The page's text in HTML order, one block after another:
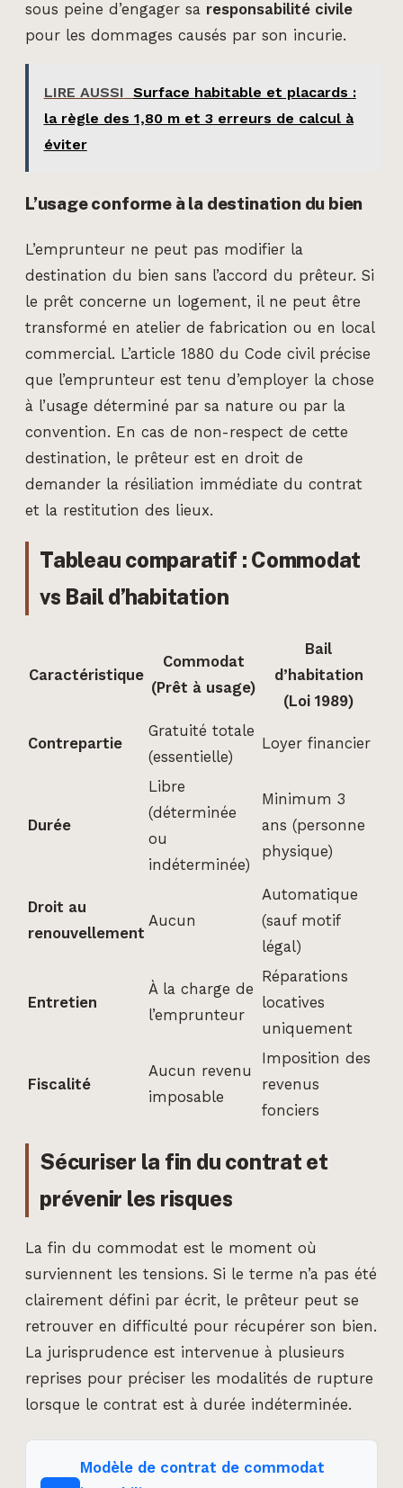
sous peine d’engager sa responsabilité civile
pour les dommages causés par son incurie.
LIRE AUSSI Surface habitable et placards :
la règle des 1,80 m et 3 erreurs de calcul à
éviter
L’usage conforme à la destination du bien
L’emprunteur ne peut pas modifier la
destination du bien sans l’accord du prêteur. Si
le prêt concerne un logement, il ne peut être
transformé en atelier de fabrication ou en local
commercial. L’article 1880 du Code civil précise
que l’emprunteur est tenu d’employer la chose
à l’usage déterminé par sa nature ou par la
convention. En cas de non-respect de cette
destination, le prêteur est en droit de
demander la résiliation immédiate du contrat
et la restitution des lieux.
Tableau comparatif : Commodat
vs Bail d’habitation
Caractéristique
Commodat
(Prêt à usage)
Bail
d’habitation
(Loi 1989)
Contrepartie
Gratuité totale
(essentielle)
Loyer financier
Durée
Libre
(déterminée
ou
indéterminée)
Minimum 3
ans (personne
physique)
Droit au
renouvellement
Aucun
Automatique
(sauf motif
légal)
Entretien
À la charge de
l’emprunteur
Réparations
locatives
uniquement
Fiscalité
Aucun revenu
imposable
Imposition des
revenus
fonciers
Sécuriser la fin du contrat et
prévenir les risques
La fin du commodat est le moment où
surviennent les tensions. Si le terme n’a pas été
clairement défini par écrit, le prêteur peut se
retrouver en difficulté pour récupérer son bien.
La jurisprudence est intervenue à plusieurs
reprises pour préciser les modalités de rupture
lorsque le contrat est à durée indéterminée.
Modèle de contrat de commodat